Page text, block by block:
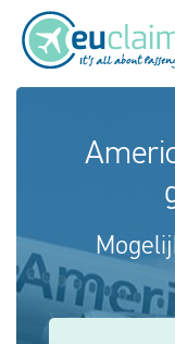
Vlucht vertraagd
Vlucht geannuleerd
Onze service
Veelgestelde